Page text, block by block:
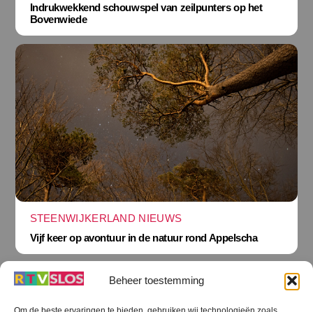
Beheer toestemming
Indrukwekkend schouwspel van zeilpunters op het
Bovenwiede
STEENWIJKERLAND NIEUWS
Vijf keer op avontuur in de natuur rond Appelscha